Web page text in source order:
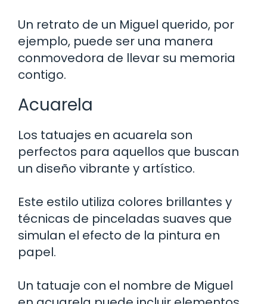
Un retrato de un Miguel querido, por
ejemplo, puede ser una manera
conmovedora de llevar su memoria
contigo.
Acuarela
Los tatuajes en acuarela son
perfectos para aquellos que buscan
un diseño vibrante y artístico.
Este estilo utiliza colores brillantes y
técnicas de pinceladas suaves que
simulan el efecto de la pintura en
papel.
Un tatuaje con el nombre de Miguel